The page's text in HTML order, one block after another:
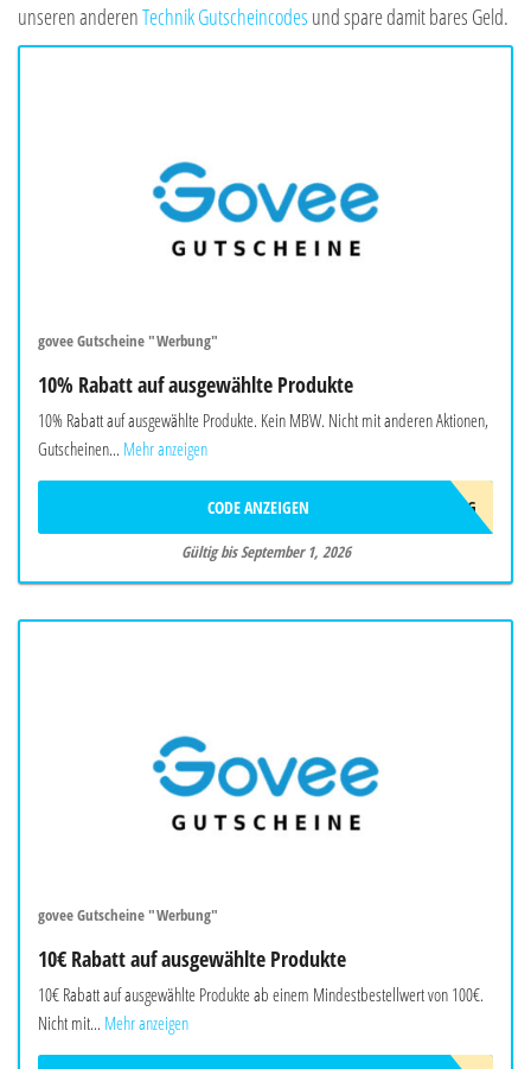
unseren anderenTechnik Gutscheincodes und spare damit bares Geld.
govee Gutscheine "Werbung"
10% Rabatt auf ausgewählte Produkte
10% Rabatt auf ausgewählte Produkte. Kein MBW. Nicht mit anderen Aktionen,
Gutscheinen... Mehr anzeigen
AFF10AUG
CODE ANZEIGEN
Gültig bis September 1, 2026
govee Gutscheine "Werbung"
10€ Rabatt auf ausgewählte Produkte
10€ Rabatt auf ausgewählte Produkte ab einem Mindestbestellwert von 100€.
Nicht mit... Mehr anzeigen